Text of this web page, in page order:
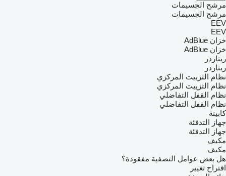
مرشح الجسيمات
مرشح الجسيمات
EEV
EEV
خزان AdBlue
خزان AdBlue
ريتاردر
ريتاردر
نظام التزييت المركزي
نظام التزييت المركزي
نظام القفل التفاضلي
نظام القفل التفاضلي
كابينة
جهاز التدفئة
جهاز التدفئة
مكيف
مكيف
هل بعض عوامل التصفية مفقودة؟
اقتراح تغيير